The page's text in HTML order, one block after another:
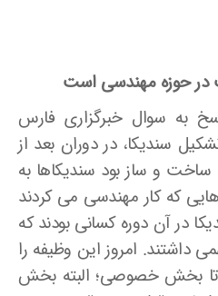
حوزه مهندسی است
به سوال خبرگزاری فارس
سندیکا، در دوران بعد از
و ساز بود سندیکاها به
که کار مهندسی می­ کردند
در آن دوره کسانی بودند که
امروز این وظیفه را
تا بخش خصوصی؛ البته بخش